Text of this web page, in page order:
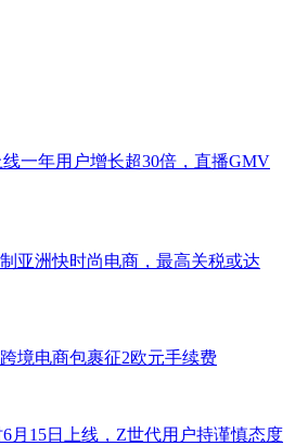
线一年用户增长超30倍，直播GMV
亚洲快时尚电商，最高关税或达
境电商包裹征2欧元手续费
6月15日上线，Z世代用户持谨慎态度